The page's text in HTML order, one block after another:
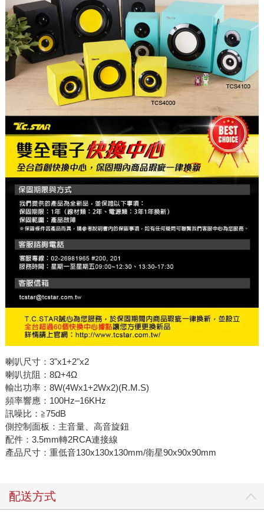
喇叭尺寸：3"x1+2"x2
喇叭抗阻：8Ω+4Ω
輸出功率：8W(4Wx1+2Wx2)(R.M.S)
頻率響應：100Hz–16KHz
訊噪比：≧75dB
側控制面板：主音量、高音旋鈕
配件：3.5mm轉2RCA連接線
產品尺寸：重低音130x130x130mm/衛星90x90x90mm
配送方式